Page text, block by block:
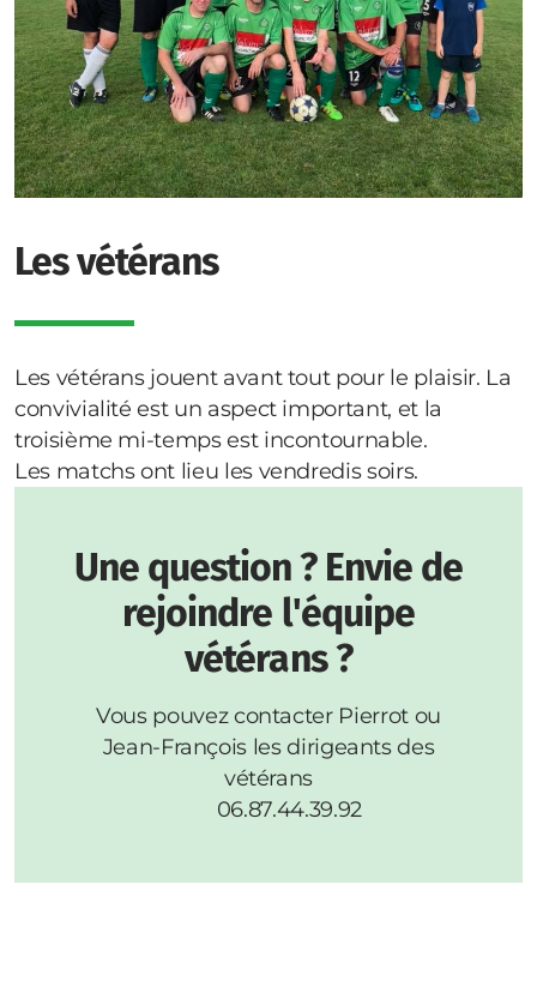
Les vétérans
Les vétérans jouent avant tout pour le plaisir. La
convivialité est un aspect important, et la
troisième mi-temps est incontournable.
Les matchs ont lieu les vendredis soirs.
Une question ? Envie de
rejoindre l'équipe
vétérans ?
Vous pouvez contacter Pierrot ou
Jean-François les dirigeants des
vétérans
06.87.44.39.92